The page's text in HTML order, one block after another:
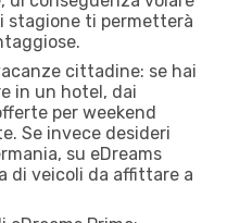
stagione ti permetterà
cittadine: se hai
in un hotel, dai
per weekend
Se invece desideri
su eDreams
di veicoli da affittare a